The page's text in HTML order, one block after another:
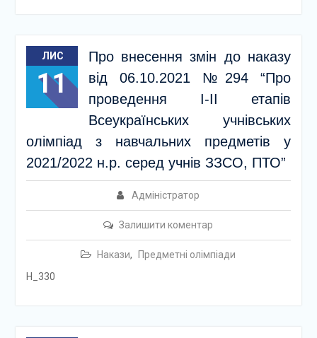
ЛИС
11
Про внесення змін до наказу
від 06.10.2021 №294 “Про
проведення І-ІІ етапів
Всеукраїнських учнівських
олімпіад з навчальних предметів у
2021/2022 н.р. серед учнів ЗЗСО, ПТО”
Адміністратор
Залишити коментар
Накази,
Предметні олімпіади
Н_330